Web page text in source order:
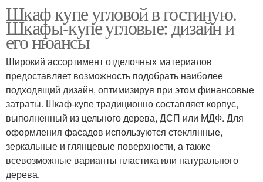
Шкаф купе угловой в гостиную.
Шкафы-купе угловые: дизайн и
его нюансы
Широкий ассортимент отделочных материалов
предоставляет возможность подобрать наиболее
подходящий дизайн, оптимизируя при этом финансовые
затраты. Шкаф-купе традиционно составляет корпус,
выполненный из цельного дерева, ДСП или МДФ. Для
оформления фасадов используются стеклянные,
зеркальные и глянцевые поверхности, а также
всевозможные варианты пластика или натурального
дерева.